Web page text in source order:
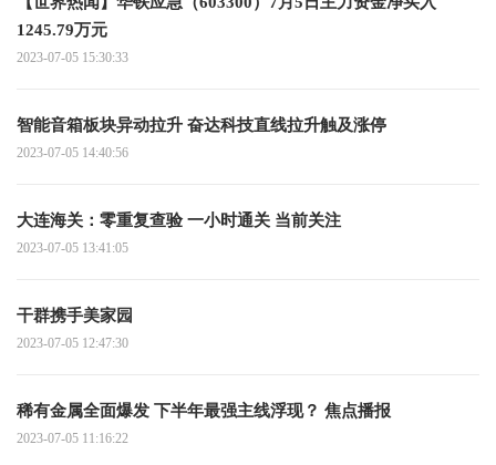
1245.79万元
2023-07-05 15:30:33
智能音箱板块异动拉升 奋达科技直线拉升触及涨停
2023-07-05 14:40:56
大连海关：零重复查验 一小时通关 当前关注
2023-07-05 13:41:05
干群携手美家园
2023-07-05 12:47:30
稀有金属全面爆发 下半年最强主线浮现？ 焦点播报
2023-07-05 11:16:22